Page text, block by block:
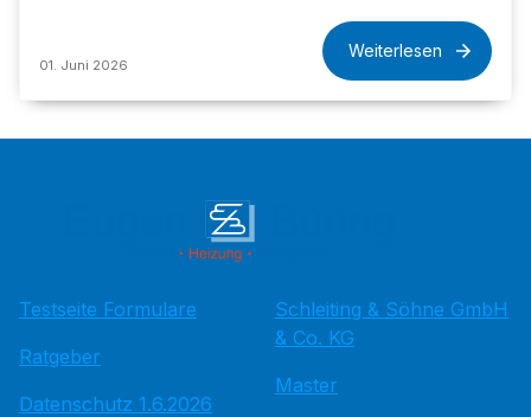
01. Juni 2026
Weiterlesen
Testseite Formulare
Ratgeber
Datenschutz 1.6.2026
Schleiting & Söhne GmbH
& Co. KG
Master